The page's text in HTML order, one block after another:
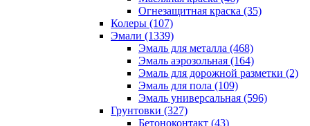
Огнезащитная краска (35)
Колеры (107)
Эмали (1339)
Эмаль для металла (468)
Эмаль аэрозольная (164)
Эмаль для дорожной разметки (2)
Эмаль для пола (109)
Эмаль универсальная (596)
Грунтовки (327)
Бетоноконтакт (43)